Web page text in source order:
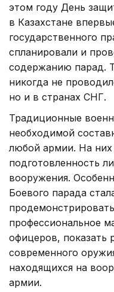
этом году День
в Казахстане
государственного
спланировали и
содержанию парад.
никогда не
но и в странах СНГ.
Традиционные
необходимой
любой армии. На них
подготовленность
вооружения.
Боевого парада
профессиональное
офицеров, показать
современного
находящихся на
армии.